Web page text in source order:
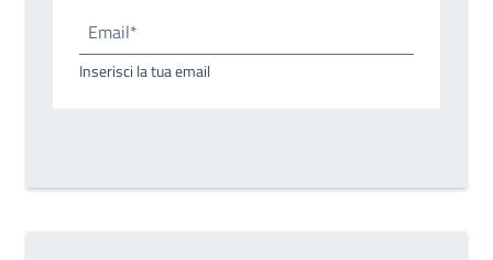
Email*
Inserisci la tua email